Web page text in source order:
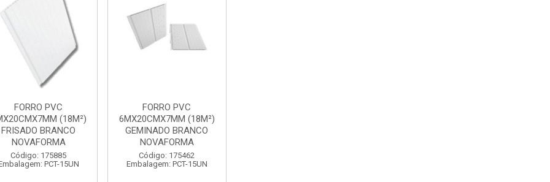
FORRO PVC
(18M²)
FRISADO BRANCO
NOVAFORMA
Código: 175885
PCT-15UN
FORRO PVC
6MX20CMX7MM (18M²)
GEMINADO BRANCO
NOVAFORMA
Código: 175462
Embalagem: PCT-15UN